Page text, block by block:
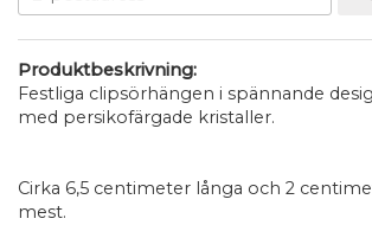
Produktbeskrivning:
Festliga clipsörhängen i spännande
med persikofärgade kristaller.
Cirka 6,5 centimeter långa och 2
mest.